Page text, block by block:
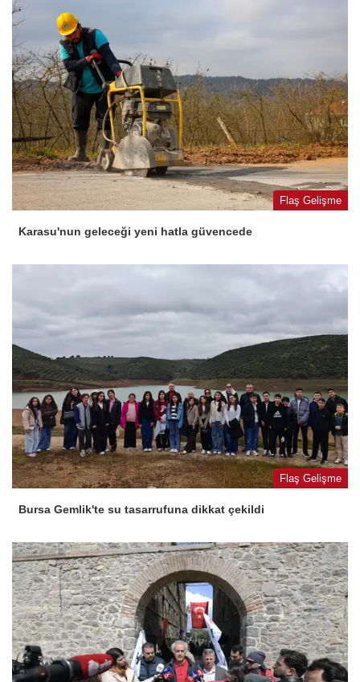
Flaş Gelişme
Karasu'nun geleceği yeni hatla güvencede
Flaş Gelişme
Bursa Gemlik'te su tasarrufuna dikkat çekildi